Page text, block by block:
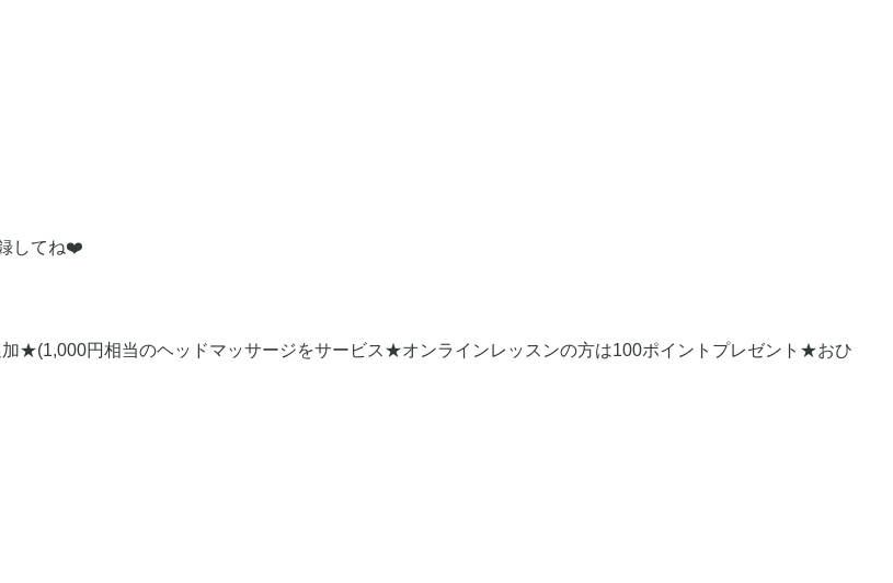
してね❤️
★(1,000円相当のヘッドマッサージをサービス★オンラインレッスンの方は100ポイントプレゼント★おひ